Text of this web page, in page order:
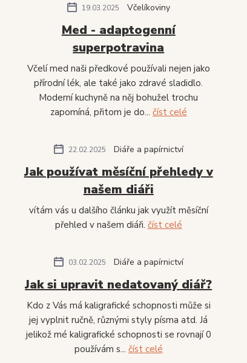
19.03.2025 Včelíkoviny
Med - adaptogenní
superpotravina
Včelí med naši předkové používali nejen jako
přírodní lék, ale také jako zdravé sladidlo.
Moderní kuchyně na něj bohužel trochu
zapomíná, přitom je do... číst celé
22.02.2025 Diáře a papírnictví
Jak používat měsíční přehledy v
našem diáři
vítám vás u dalšího článku jak využít měsíční
přehled v našem diáři. číst celé
03.02.2025 Diáře a papírnictví
Jak si upravit nedatovaný diář?
Kdo z Vás má kaligrafické schopnosti může si
jej vyplnit ručně, různými styly písma atd. Já
jelikož mé kaligrafické schopnosti se rovnají 0
používám s... číst celé